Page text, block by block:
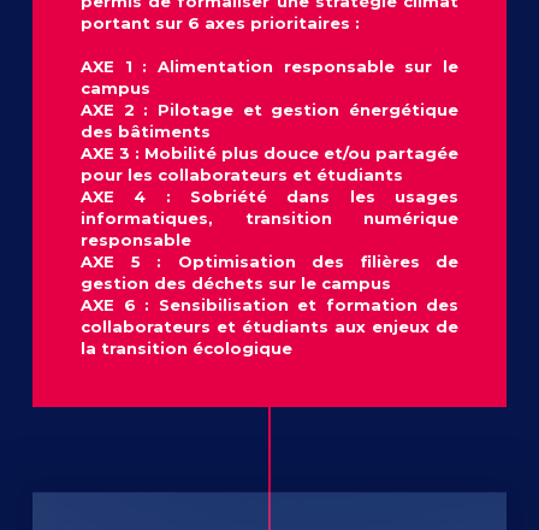
portant sur 6 axes prioritaires :
AXE 1 : Alimentation responsable sur le
campus
AXE 2 : Pilotage et gestion énergétique
des bâtiments
AXE 3 : Mobilité plus douce et/ou partagée
pour les collaborateurs et étudiants
AXE 4 : Sobriété dans les usages
informatiques, transition numérique
responsable
AXE 5 : Optimisation des filières de
gestion des déchets sur le campus
AXE 6 : Sensibilisation et formation des
collaborateurs et étudiants aux enjeux de
la transition écologique